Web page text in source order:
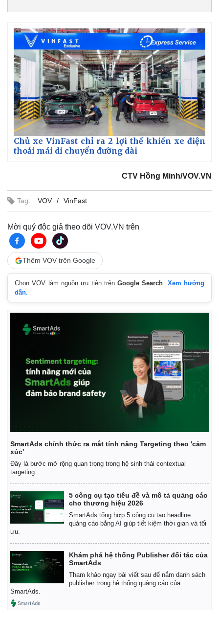
Giá cà phê
Pháp luật
Vụ án
Tư vấn luật
Quân sự - Quốc phòng
Việt Nam
Phân tích
Chủ xe VinFast chỉ ra 2 lợi thế khiến xe điện
thoải mái di chuyển đường dài
CTV Hồng Minh/VOV.VN
Tag: VOV VinFast
Mời quý độc giả theo dõi VOV.VN trên
Thêm VOV trên Google
Chọn VOV làm nguồn ưu tiên trênGoogle Search. Xem hướng
dẫn.
SmartAds chính thức ra mắt tính năng Targeting theo 'cảm
xúc'
Đây là bước mở rộng quan trọng trong hệ sinh thái contextual
targeting.
5 công cụ tạo tiêu đề và mô tả quảng cáo
cho thương hiệu 2026
SmartAds tổng hợp 5 công cụ tạo headline
quảng cáo bằng AI giúp tiết kiệm thời gian và tối
ưu.
Khám phá hệ thống Publisher đối tác của
SmartAds
Tham khảo ngay bài viết sau để nắm danh sách
publisher trong hệ thống quảng cáo của
SmartAds.